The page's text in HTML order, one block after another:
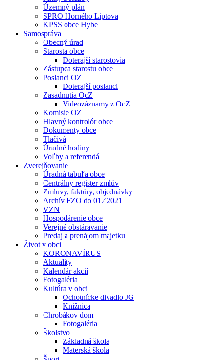
Územný plán
SPRO Horného Liptova
KPSS obce Hybe
Samospráva
Obecný úrad
Starosta obce
Doterajší starostovia
Zástupca starostu obce
Poslanci OZ
Doterajší poslanci
Zasadnutia OcZ
Videozáznamy z OcZ
Komisie OZ
Hlavný kontrolór obce
Dokumenty obce
Tlačivá
Úradné hodiny
Voľby a referendá
Zverejňovanie
Úradná tabuľa obce
Centrálny register zmlúv
Zmluvy, faktúry, objednávky
Archív FZO do 01 ⁄ 2021
VZN
Hospodárenie obce
Verejné obstáravanie
Predaj a prenájom majetku
Život v obci
KORONAVÍRUS
Aktuality
Kalendár akcií
Fotogaléria
Kultúra v obci
Ochotnícke divadlo JG
Knižnica
Chrobákov dom
Fotogaléria
Školstvo
Základná škola
Materská škola